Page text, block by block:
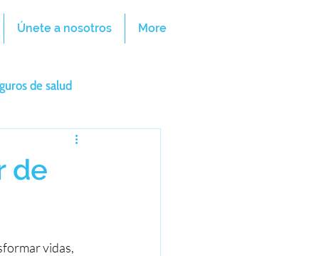
Únete a nosotros More
de salud
de
vidas,